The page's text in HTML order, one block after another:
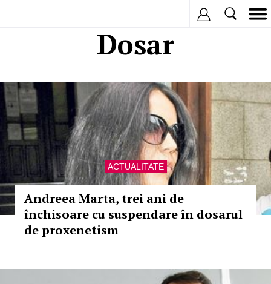
Dosar
ACTUALITATE
Andreea Marta, trei ani de
închisoare cu suspendare în dosarul
de proxenetism